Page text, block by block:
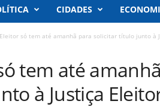
CIDADES
Eleitor só tem até amanhã para solicitar título junto à
tem até
à Justiça